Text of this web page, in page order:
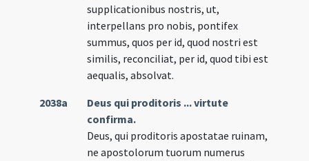
supplicationibus nostris, ut,
interpellans pro nobis, pontifex
summus, quos per id, quod nostri est
similis, reconciliat, per id, quod tibi est
aequalis, absolvat.
2038a
Deus qui proditoris ... virtute
confirma.
Deus, qui proditoris apostatae ruinam,
ne apostolorum tuorum numerus